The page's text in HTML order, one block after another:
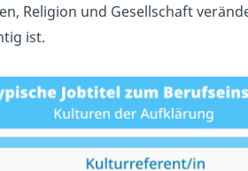
Religion und Gesellschaft
ist.